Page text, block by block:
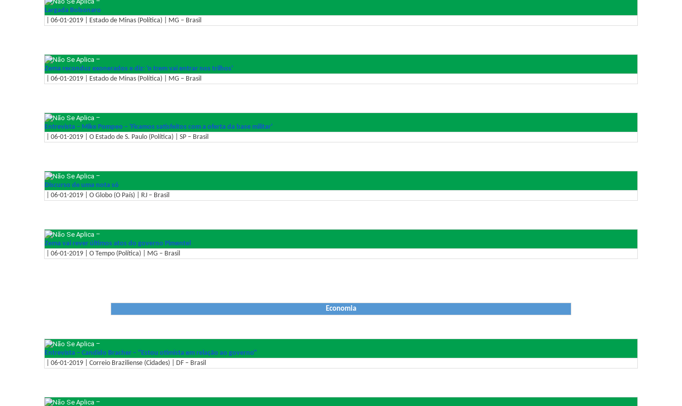
Largada Bolsonaro
| 06-01-2019 | Estado de Minas (Política) | MG – Brasil
–
Zema reconduz exonerados e diz: 'o trem vai entrar nos trilhos'
| 06-01-2019 | Estado de Minas (Política) | MG – Brasil
–
Entrevista – Mike Pompeo – 'Ficamos satisfeitos com a oferta da base militar'
| 06-01-2019 | O Estado de S. Paulo (Política) | SP – Brasil
–
Discurso de uma nota só
| 06-01-2019 | O Globo (O País) | RJ – Brasil
–
Zema vai rever últimos atos do governo Pimentel
| 06-01-2019 | O Tempo (Política) | MG – Brasil
Economia
–
Entrevista – Candido Bracher – ''Estou otimista em relação ao governo''
| 06-01-2019 | Correio Braziliense (Cidades) | DF – Brasil
–